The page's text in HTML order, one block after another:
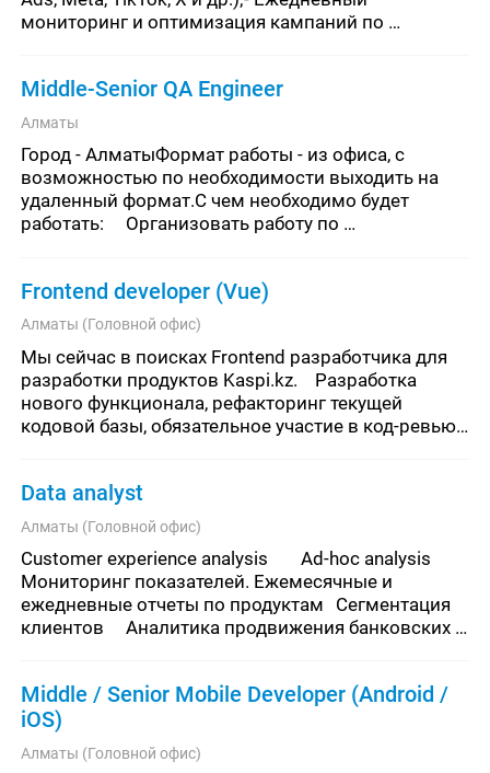
мониторинг и оптимизация кампаний по
Middle-Senior QA Engineer
Алматы
Город - АлматыФормат работы - из офиса, с
возможностью по необходимости выходить на
удаленный формат.С чем необходимо будет
работать:	Организовать работу по
Frontend developer (Vue)
Алматы (Головной офис)
Мы сейчас в поисках Frontend разработчика для
разработки продуктов Kaspi.kz.    Разработка
нового функционала, рефакторинг текущей
кодовой базы, обязательное участие в код-ревью,
Data analyst
Алматы (Головной офис)
Customer experience analysis	Ad-hoc analysis
Мониторинг показателей. Ежемесячные и
ежедневные отчеты по продуктам	Сегментация
клиентов	Аналитика продвижения банковских
Middle / Senior Mobile Developer (Android /
iOS)
Алматы (Головной офис)